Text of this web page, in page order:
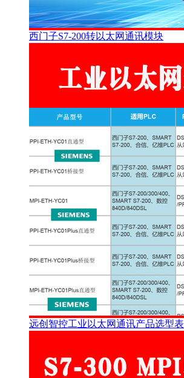
西门子S7-200转以太网通讯模块
远创智控工业以太网通讯产品选型表